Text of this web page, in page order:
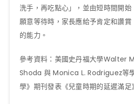
洗手，再吃點心」，並由短時間開
願意等待時，家長應給予肯定和讚
的能力。
參考資料：美國史丹福大學Walter
Shoda 與 Monica L. Rodriguez等
學》期刊發表《兒童時期的延遲滿足